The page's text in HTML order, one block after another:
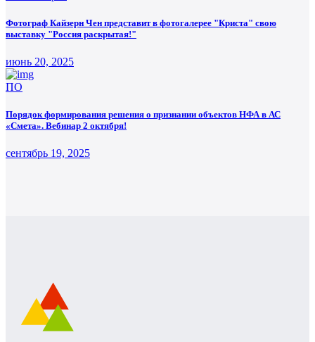
Фотограф Кайзерн Чен представит в фотогалерее "Криста" свою
выставку "Россия раскрытая!"
июнь 20, 2025
ПО
Порядок формирования решения о признании объектов НФА в АС
«Смета». Вебинар 2 октября!
сентябрь 19, 2025